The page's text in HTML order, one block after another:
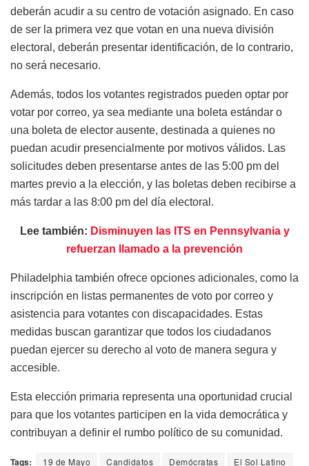
deberán acudir a su centro de votación asignado. En caso
de ser la primera vez que votan en una nueva división
electoral, deberán presentar identificación, de lo contrario,
no será necesario.
Además, todos los votantes registrados pueden optar por
votar por correo, ya sea mediante una boleta estándar o
una boleta de elector ausente, destinada a quienes no
puedan acudir presencialmente por motivos válidos. Las
solicitudes deben presentarse antes de las 5:00 pm del
martes previo a la elección, y las boletas deben recibirse a
más tardar a las 8:00 pm del día electoral.
Lee también: Disminuyen las ITS en Pennsylvania y
refuerzan llamado a la prevención
Philadelphia también ofrece opciones adicionales, como la
inscripción en listas permanentes de voto por correo y
asistencia para votantes con discapacidades. Estas
medidas buscan garantizar que todos los ciudadanos
puedan ejercer su derecho al voto de manera segura y
accesible.
Esta elección primaria representa una oportunidad crucial
para que los votantes participen en la vida democrática y
contribuyan a definir el rumbo político de su comunidad.
Tags: 19 de Mayo Candidatos Demócratas
El Sol Latino